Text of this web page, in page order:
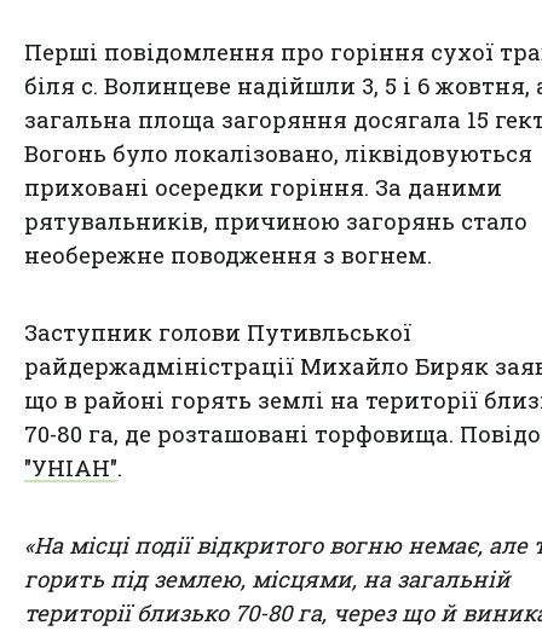
Перші повідомлення про горіння сухої
біля с. Волинцеве надійшли 3, 5 і 6 жовтня,
загальна площа загоряння досягала 15
Вогонь було локалізовано, ліквідовуються
приховані осередки горіння. За даними
рятувальників, причиною загорянь стало
необережне поводження з вогнем.
Заступник голови Путивльської
райдержадміністрації Михайло Биряк
що в районі горять землі на території
70-80 га, де розташовані торфовища.
"УНІАН".
«На місці події відкритого вогню немає, але
горить під землею, місцями, на загальній
території близько 70-80 га, через що й